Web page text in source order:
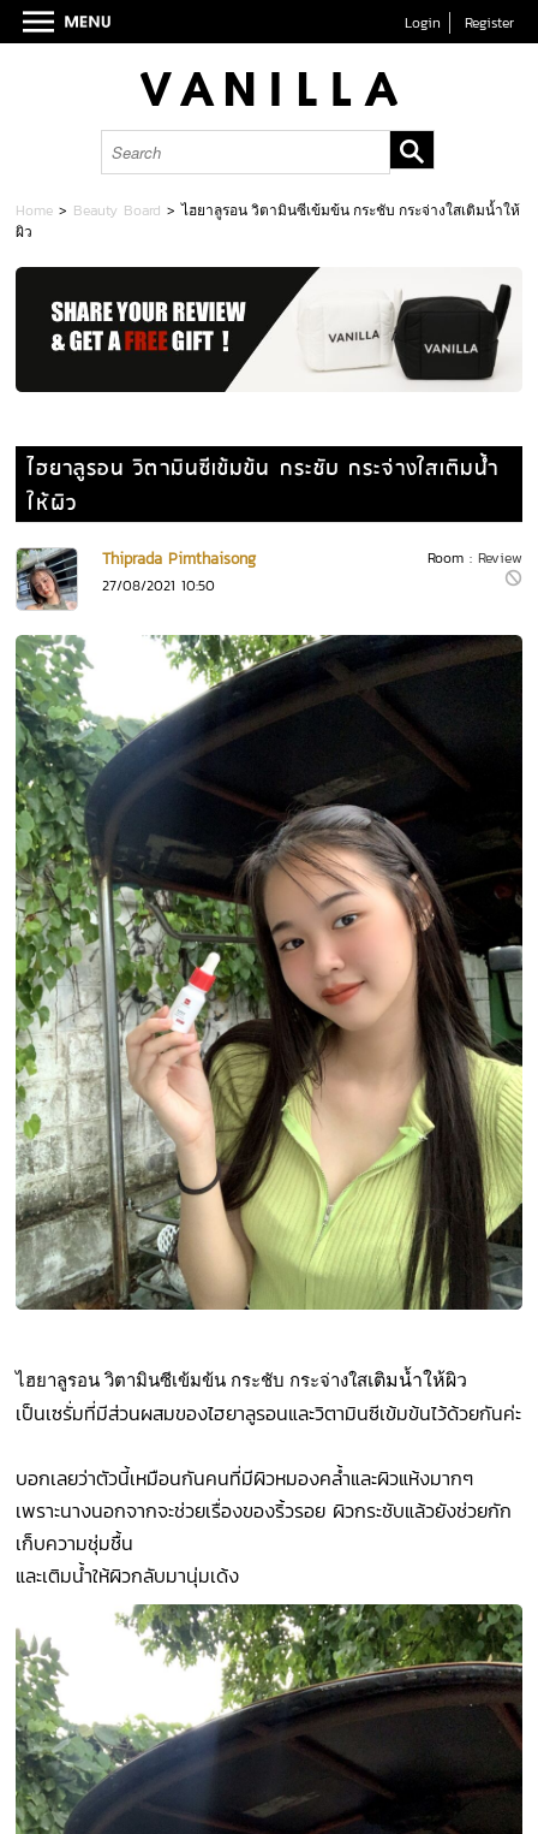
Login Register
Home > Beauty Board >ไฮยาลูรอน วิตามินซีเข้มข้น กระชับ กระจ่างใสเติมน้ำให้
ผิว
ไฮยาลูรอน วิตามินซีเข้มข้น กระชับ กระจ่างใสเติมน้ำ
ให้ผิว
Room : Review
Thiprada Pimthaisong
27/08/2021 10:50
ไฮยาลูรอน วิตามินซีเข้มข้น กระชับ กระจ่างใสเติมน้ำให้ผิว
เป็นเซรั่มที่มีส่วนผสมของไฮยาลูรอนและวิตามินซีเข้มข้นไว้ด้วยกันค่ะ
บอกเลยว่าตัวนี้เหมือนกันคนที่มีผิวหมองคล้ำและผิวแห้งมากๆ
เพราะนางนอกจากจะช่วยเรื่องของริ้วรอย ผิวกระชับแล้วยังช่วยกัก
เก็บความชุ่มชื้น
และเติมน้ำให้ผิวกลับมานุ่มเด้ง